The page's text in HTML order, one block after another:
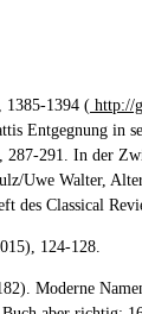
1385-1394 ( http://
Entgegnung in
291. In der
Uwe Walter,
Classical
124-128.
Moderne